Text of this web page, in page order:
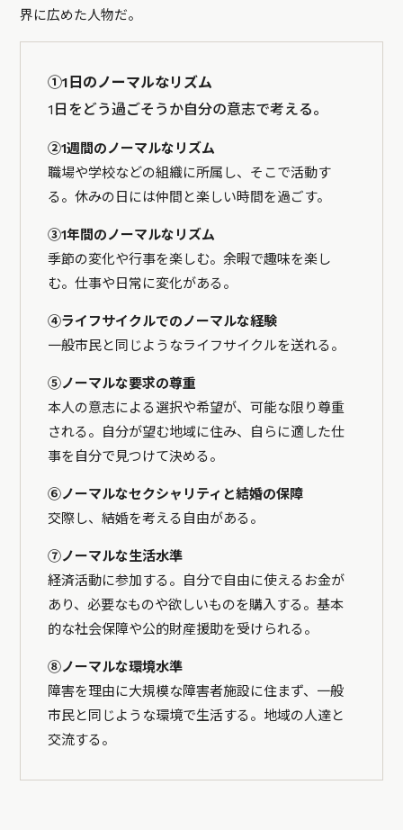
界に広めた人物だ。
①1日のノーマルなリズム
1日をどう過ごそうか自分の意志で考える。
②1週間のノーマルなリズム
職場や学校などの組織に所属し、そこで活動す
る。休みの日には仲間と楽しい時間を過ごす。
③1年間のノーマルなリズム
季節の変化や行事を楽しむ。余暇で趣味を楽し
む。仕事や日常に変化がある。
④ライフサイクルでのノーマルな経験
一般市民と同じようなライフサイクルを送れる。
⑤ノーマルな要求の尊重
本人の意志による選択や希望が、可能な限り尊重
される。自分が望む地域に住み、自らに適した仕
事を自分で見つけて決める。
⑥ノーマルなセクシャリティと結婚の保障
交際し、結婚を考える自由がある。
⑦ノーマルな生活水準
経済活動に参加する。自分で自由に使えるお金が
あり、必要なものや欲しいものを購入する。基本
的な社会保障や公的財産援助を受けられる。
⑧ノーマルな環境水準
障害を理由に大規模な障害者施設に住まず、一般
市民と同じような環境で生活する。地域の人達と
交流する。